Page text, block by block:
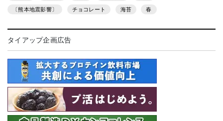
〔熊本地震影響〕 チョコレート 海苔 春
タイアップ企画広告